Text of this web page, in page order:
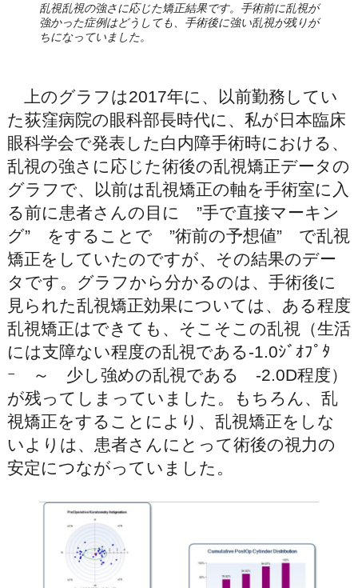
乱視乱視の強さに応じた矯正結果です。手術前に乱視が
強かった症例はどうしても、手術後に強い乱視が残りが
ちになっていました。
上のグラフは2017年に、以前勤務してい
た荻窪病院の眼科部長時代に、私が日本臨床
眼科学会で発表した白内障手術時における、
乱視の強さに応じた術後の乱視矯正データの
グラフで、以前は乱視矯正の軸を手術室に入
る前に患者さんの目に ”手で直接マーキン
グ” をすることで ”術前の予想値” で乱視
矯正をしていたのですが、その結果のデー
タです。グラフから分かるのは、手術後に
見られた乱視矯正効果については、ある程度
乱視矯正はできても、そこそこの乱視（生活
には支障ない程度の乱視である-1.0ｼﾞｵﾌﾟﾀ
ｰ ～ 少し強めの乱視である -2.0D程度）
が残ってしまっていました。もちろん、乱
視矯正をすることにより、乱視矯正をしな
いよりは、患者さんにとって術後の視力の
安定につながっていました。